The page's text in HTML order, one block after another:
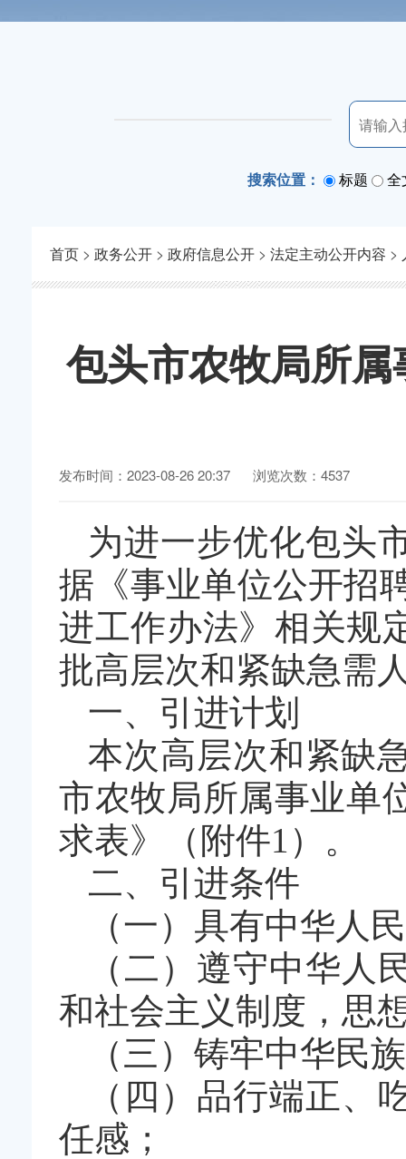
搜索位置： 标题 全
首页 > 政务公开 > 政府信息公开 > 法定主动公开内容 >
包头市农牧局所
发布时间：2023-08-26 20:37 浏览次数：4537
为进一步优化包头
据《事业单位公开招
进工作办法》相关规
批高层次和紧缺急需
一、引进计划
本次高层次和紧缺
市农牧局所属事业单
求表》（附件1）。
二、引进条件
（一）具有中华人
（二）遵守中华人
和社会主义制度，思
（三）铸牢中华民
（四）品行端正、
任感；